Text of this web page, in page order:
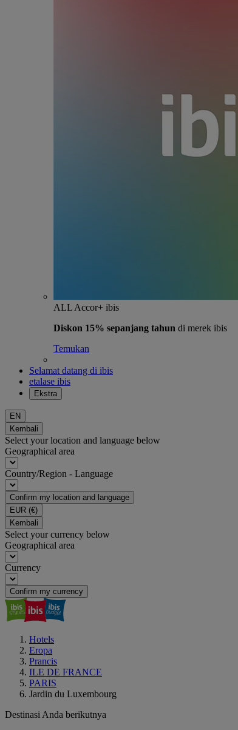
ALL Accor+ ibis
Diskon 15% sepanjang tahun di merek ibis
Temukan
Selamat datang di ibis
etalase ibis
Ekstra
EN
Kembali
Select your location and language below
Geographical area
Country/Region - Language
Confirm my location and language
EUR (€)
Kembali
Select your currency below
Geographical area
Currency
Confirm my currency
Hotels
Eropa
Prancis
ILE DE FRANCE
PARIS
Jardin du Luxembourg
Destinasi Anda berikutnya